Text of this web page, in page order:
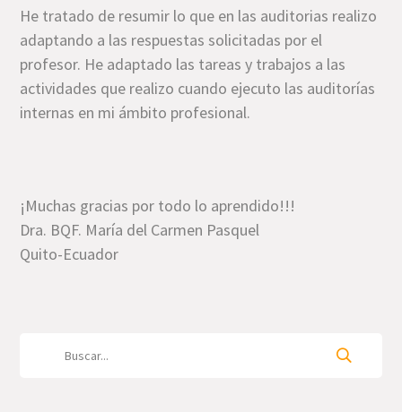
He tratado de resumir lo que en las auditorias realizo
adaptando a las respuestas solicitadas por el
profesor. He adaptado las tareas y trabajos a las
actividades que realizo cuando ejecuto las auditorías
internas en mi ámbito profesional.
¡Muchas gracias por todo lo aprendido!!!
Dra. BQF. María del Carmen Pasquel
Quito-Ecuador